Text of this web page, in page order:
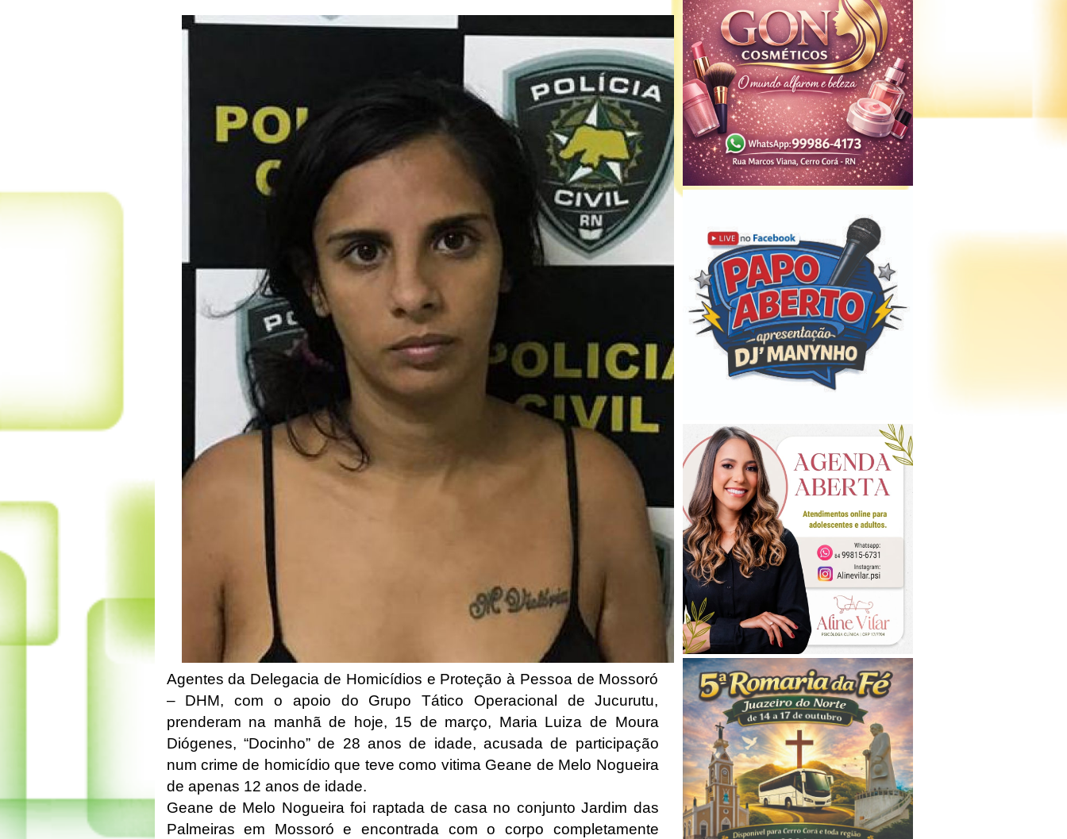
Agentes da Delegacia de Homicídios e Proteção à Pessoa de Mossoró
– DHM, com o apoio do Grupo Tático Operacional de Jucurutu,
prenderam na manhã de hoje, 15 de março, Maria Luiza de Moura
Diógenes, “Docinho” de 28 anos de idade, acusada de participação
num crime de homicídio que teve como vitima Geane de Melo Nogueira
de apenas 12 anos de idade.
Geane de Melo Nogueira foi raptada de casa no conjunto Jardim das
Palmeiras em Mossoró e encontrada com o corpo completamente